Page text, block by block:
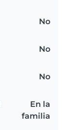
No
No
No
En la
familia